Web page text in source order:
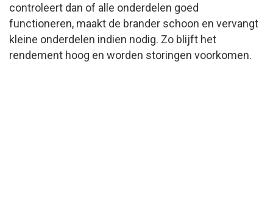
controleert dan of alle onderdelen goed
functioneren, maakt de brander schoon en vervangt
kleine onderdelen indien nodig. Zo blijft het
rendement hoog en worden storingen voorkomen.